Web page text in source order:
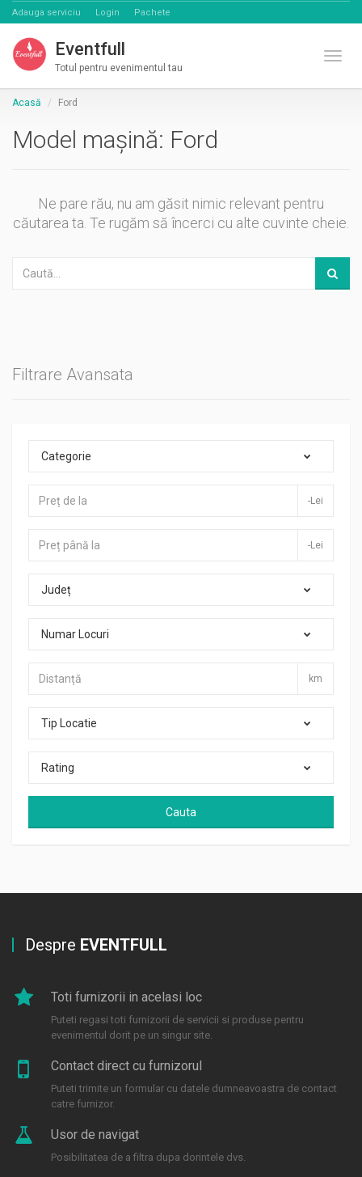
Adauga serviciu Login Pachete
Eventfull
Totul pentru evenimentul tau
Acasă Ford
Model mașină: Ford
Ne pare rău, nu am găsit nimic relevant pentru
căutarea ta. Te rugăm să încerci cu alte cuvinte cheie.
Filtrare Avansata
Categorie
-Lei
-Lei
Județ
Numar Locuri
km
Tip Locatie
Rating
Cauta
Despre EVENTFULL
Toti furnizorii in acelasi loc
Puteti regasi toti furnizorii de servicii si produse pentru
evenimentul dorit pe un singur site.
Contact direct cu furnizorul
Puteti trimite un formular cu datele dumneavoastra de contact
catre furnizor.
Usor de navigat
Posibilitatea de a filtra dupa dorintele dvs.